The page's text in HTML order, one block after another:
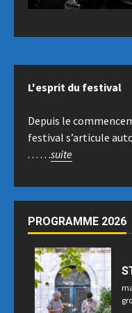
L'esprit du festival
Depuis le
festival s’articule
. . . . . .suite
PROGRAMME 2026